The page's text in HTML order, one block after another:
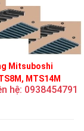
Mitsuboshi
MTS14M
hệ: 0938454791